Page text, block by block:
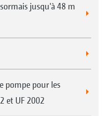
jusqu'à 48 m
pompe pour les
et UF 2002